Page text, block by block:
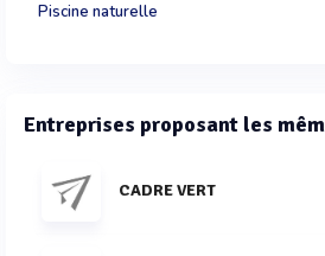
Piscine naturelle
Entreprises proposant les
CADRE VERT